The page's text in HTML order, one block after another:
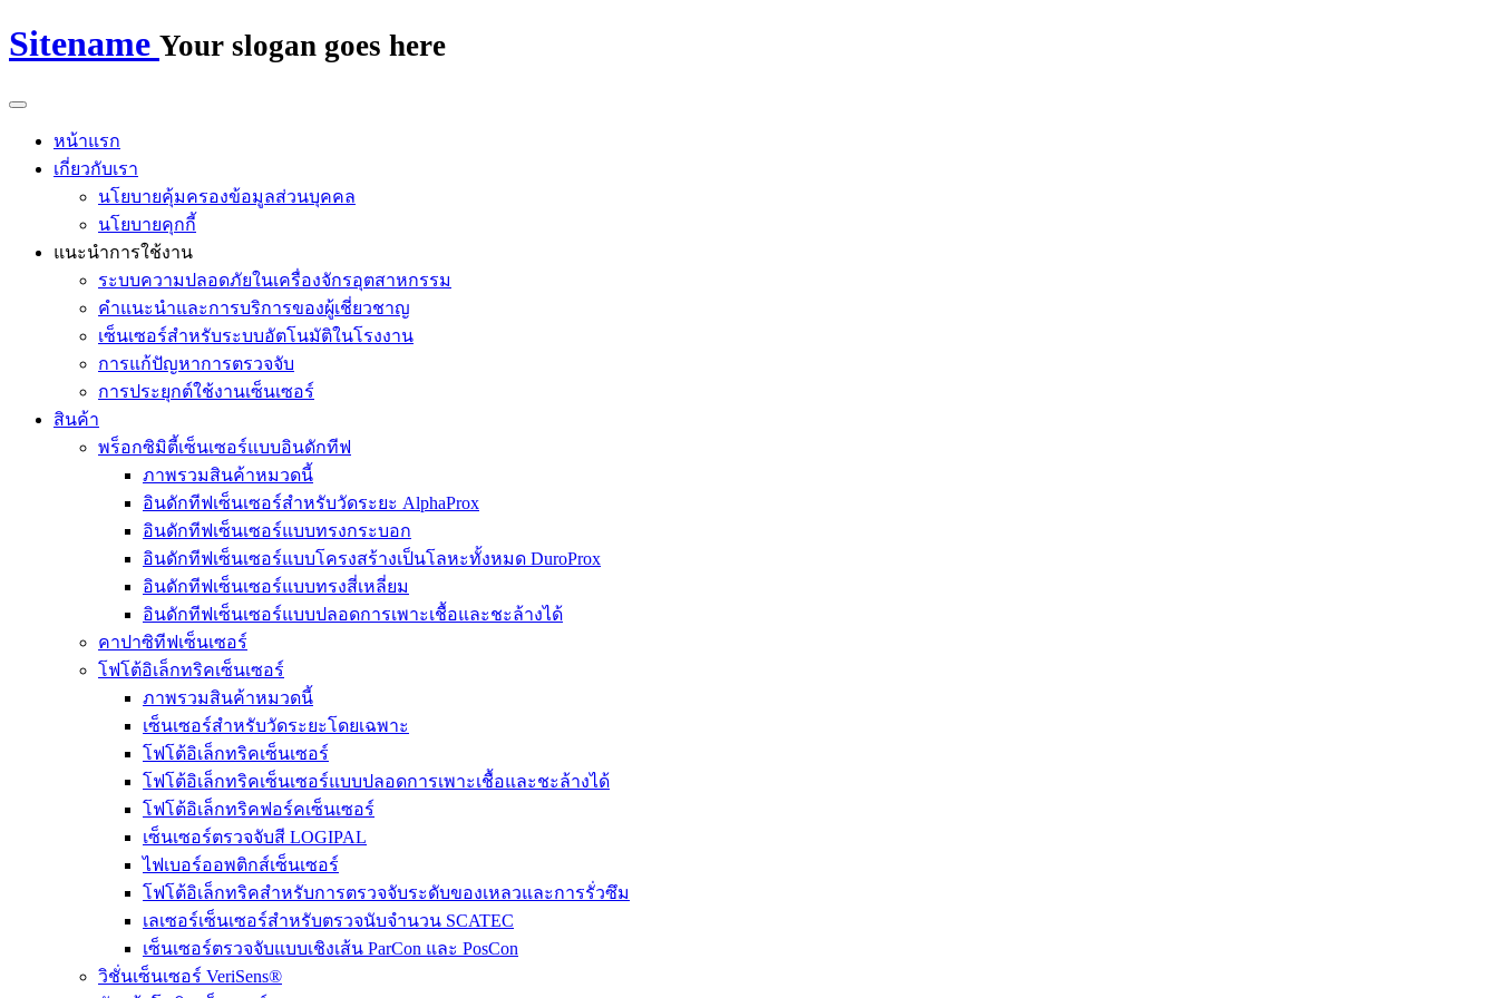
Sitename Your slogan goes here
หน้าแรก
เกี่ยวกับเรา
นโยบายคุ้มครองข้อมูลส่วนบุคคล
นโยบายคุกกี้
แนะนำการใช้งาน
ระบบความปลอดภัยในเครื่องจักรอุตสาหกรรม
คำแนะนำและการบริการของผู้เชี่ยวชาญ
เซ็นเซอร์สำหรับระบบอัตโนมัติในโรงงาน
การแก้ปัญหาการตรวจจับ
การประยุกต์ใช้งานเซ็นเซอร์
สินค้า
พร็อกซิมิตี้เซ็นเซอร์แบบอินดักทีฟ
ภาพรวมสินค้าหมวดนี้
อินดักทีฟเซ็นเซอร์สำหรับวัดระยะ AlphaProx
อินดักทีฟเซ็นเซอร์แบบทรงกระบอก
อินดักทีฟเซ็นเซอร์แบบโครงสร้างเป็นโลหะทั้งหมด DuroProx
อินดักทีฟเซ็นเซอร์แบบทรงสี่เหลี่ยม
อินดักทีฟเซ็นเซอร์แบบปลอดการเพาะเชื้อและชะล้างได้
คาปาซิทีฟเซ็นเซอร์
โฟโต้อิเล็กทริคเซ็นเซอร์
ภาพรวมสินค้าหมวดนี้
เซ็นเซอร์สำหรับวัดระยะโดยเฉพาะ
โฟโต้อิเล็กทริคเซ็นเซอร์
โฟโต้อิเล็กทริคเซ็นเซอร์แบบปลอดการเพาะเชื้อและชะล้างได้
โฟโต้อิเล็กทริคฟอร์คเซ็นเซอร์
เซ็นเซอร์ตรวจจับสี LOGIPAL
ไฟเบอร์ออพติกส์เซ็นเซอร์
โฟโต้อิเล็กทริคสำหรับการตรวจจับระดับของเหลวและการรั่วซึม
เลเซอร์เซ็นเซอร์สำหรับตรวจนับจำนวน SCATEC
เซ็นเซอร์ตรวจจับแบบเชิงเส้น ParCon และ PosCon
วิชั่นเซ็นเซอร์ VeriSens®